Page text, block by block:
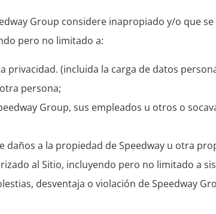
Group considere inapropiado y/o que
pero no limitado a:
privacidad. (incluida la carga de datos
persona;
Group, sus empleados u otros o
daños a la propiedad de Speedway u otra
al Sitio, incluyendo pero no limitado a
desventaja o violación de Speedway